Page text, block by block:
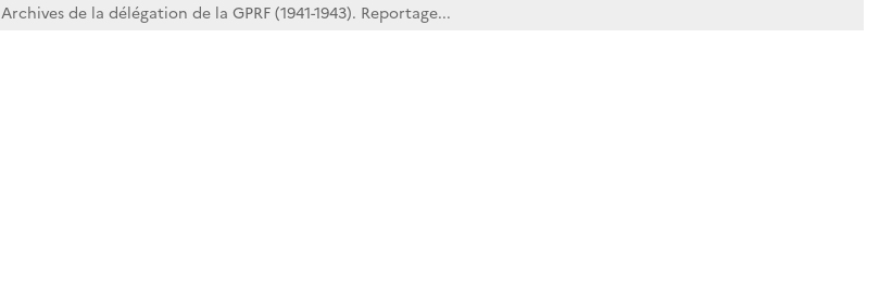
Archives de la délégation de la GPRF (1941-1943). Reportage...